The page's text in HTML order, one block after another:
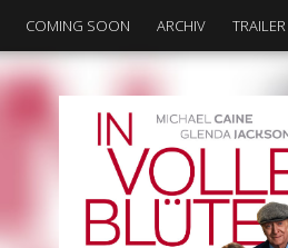
COMING SOON ARCHIV TRAILER